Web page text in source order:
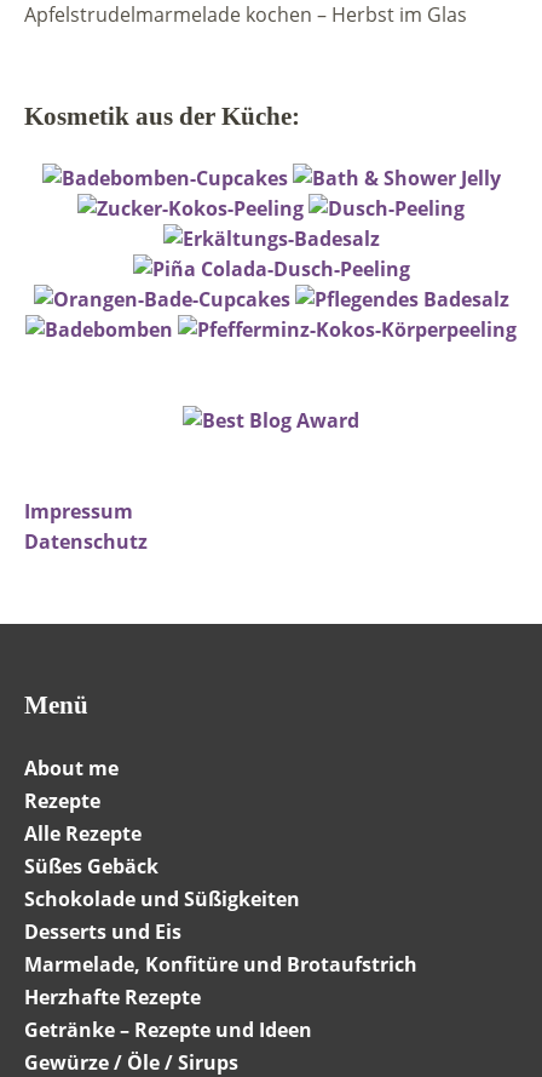
Apfelstrudelmarmelade kochen – Herbst im Glas
Kosmetik aus der Küche:
Impressum
Datenschutz
Menü
About me
Rezepte
Alle Rezepte
Süßes Gebäck
Schokolade und Süßigkeiten
Desserts und Eis
Marmelade, Konfitüre und Brotaufstrich
Herzhafte Rezepte
Getränke – Rezepte und Ideen
Gewürze / Öle / Sirups